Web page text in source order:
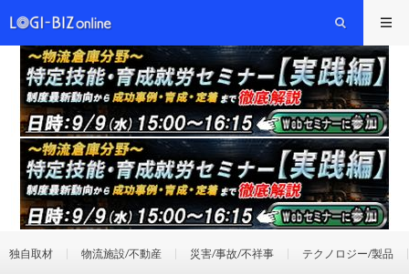
独自取材 物流施設/不動産 災害/事故/不祥事 テクノロジー/製品